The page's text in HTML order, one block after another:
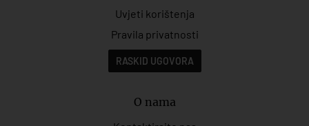
Uvjeti korištenja
Pravila privatnosti
RASKID UGOVORA
O nama